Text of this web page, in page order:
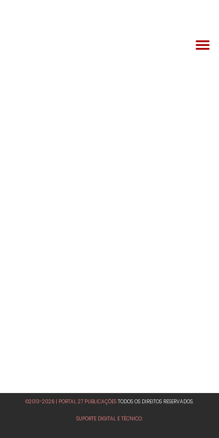
©2013-2026 | PORTAL 27 PUBLICAÇÕES TODOS OS DIREITOS RESERVADOS.
SUPORTE DIGITAL E TÉCNICO: